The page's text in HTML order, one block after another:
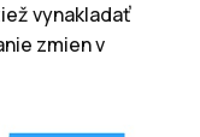
vynakladať
zmien v